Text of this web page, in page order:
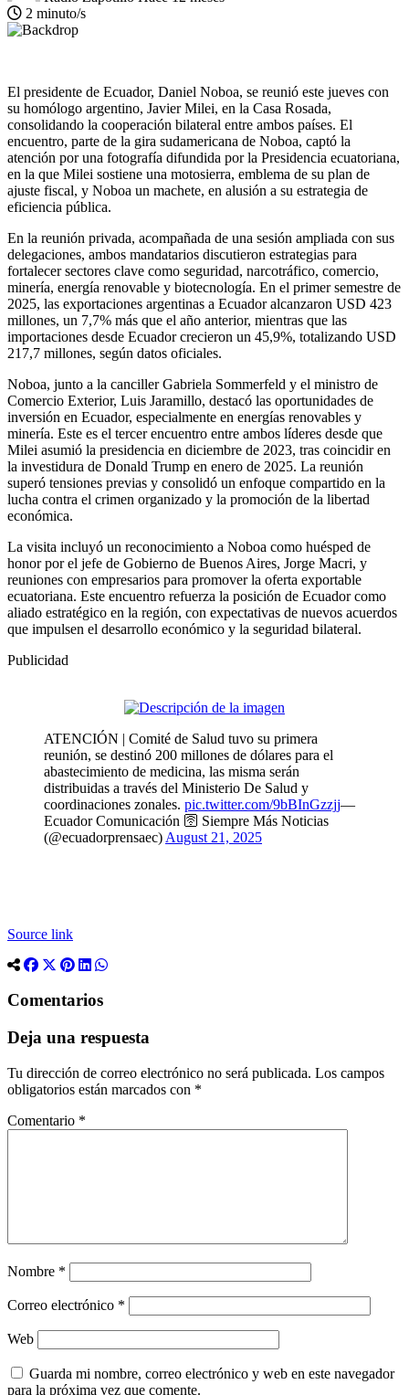
2 minuto/s
El presidente de Ecuador, Daniel Noboa, se reunió este jueves con
su homólogo argentino, Javier Milei, en la Casa Rosada,
consolidando la cooperación bilateral entre ambos países. El
encuentro, parte de la gira sudamericana de Noboa, captó la
atención por una fotografía difundida por la Presidencia ecuatoriana,
en la que Milei sostiene una motosierra, emblema de su plan de
ajuste fiscal, y Noboa un machete, en alusión a su estrategia de
eficiencia pública.
En la reunión privada, acompañada de una sesión ampliada con sus
delegaciones, ambos mandatarios discutieron estrategias para
fortalecer sectores clave como seguridad, narcotráfico, comercio,
minería, energía renovable y biotecnología. En el primer semestre de
2025, las exportaciones argentinas a Ecuador alcanzaron USD 423
millones, un 7,7% más que el año anterior, mientras que las
importaciones desde Ecuador crecieron un 45,9%, totalizando USD
217,7 millones, según datos oficiales.
Noboa, junto a la canciller Gabriela Sommerfeld y el ministro de
Comercio Exterior, Luis Jaramillo, destacó las oportunidades de
inversión en Ecuador, especialmente en energías renovables y
minería. Este es el tercer encuentro entre ambos líderes desde que
Milei asumió la presidencia en diciembre de 2023, tras coincidir en
la investidura de Donald Trump en enero de 2025. La reunión
superó tensiones previas y consolidó un enfoque compartido en la
lucha contra el crimen organizado y la promoción de la libertad
económica.
La visita incluyó un reconocimiento a Noboa como huésped de
honor por el jefe de Gobierno de Buenos Aires, Jorge Macri, y
reuniones con empresarios para promover la oferta exportable
ecuatoriana. Este encuentro refuerza la posición de Ecuador como
aliado estratégico en la región, con expectativas de nuevos acuerdos
que impulsen el desarrollo económico y la seguridad bilateral.
Publicidad
ATENCIÓN | Comité de Salud tuvo su primera
reunión, se destinó 200 millones de dólares para el
abastecimiento de medicina, las misma serán
distribuidas a través del Ministerio De Salud y
coordinaciones zonales. pic.twitter.com/9bBInGzzjj—
Ecuador Comunicación 🛜 Siempre Más Noticias
(@ecuadorprensaec) August 21, 2025
Source link
Comentarios
Deja una respuesta
Tu dirección de correo electrónico no será publicada. Los campos
obligatorios están marcados con *
Comentario *
Nombre *
Correo electrónico *
Web
Guarda mi nombre, correo electrónico y web en este navegador
para la próxima vez que comente.